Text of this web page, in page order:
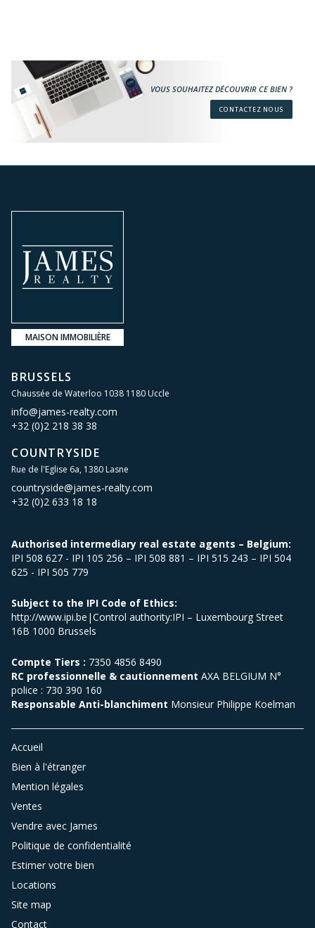
VOUS SOUHAITEZ DÉCOUVRIR CE BIEN ?
CONTACTEZ NOUS
MAISON IMMOBILIÈRE
BRUSSELS
Chaussée de Waterloo 1038 1180 Uccle
info@james-realty.com
+32 (0)2 218 38 38
COUNTRYSIDE
Rue de l'Eglise 6a, 1380 Lasne
countryside@james-realty.com
+32 (0)2 633 18 18
Authorised intermediary real estate agents – Belgium:
IPI 508 627 - IPI 105 256 – IPI 508 881 – IPI 515 243 – IPI 504
625 - IPI 505 779
Subject to the IPI Code of Ethics:
http://www.ipi.be|Control authority:IPI – Luxembourg Street
16B 1000 Brussels
Compte Tiers : 7350 4856 8490
RC professionnelle & cautionnement AXA BELGIUM N°
police : 730 390 160
Responsable Anti-blanchiment Monsieur Philippe Koelman
Accueil
Bien à l'étranger
Mention légales
Ventes
Vendre avec James
Politique de confidentialité
Estimer votre bien
Locations
Site map
Contact